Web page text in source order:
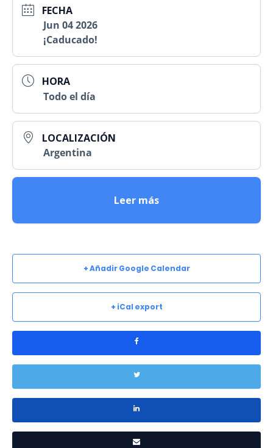
FECHA
Jun 04 2026
¡Caducado!
HORA
Todo el día
LOCALIZACIÓN
Argentina
Leer más
+ Añadir Google Calendar
+ iCal export